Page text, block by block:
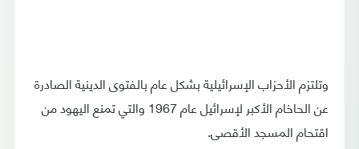
وتلتزم الأحزاب الإسرائيلية بشكل عام بالفتوى الدينية الصادرة
عن الحاخام الأكبر لإسرائيل عام 1967 والتي تمنع اليهود من
اقتحام المسجد الأقصى.